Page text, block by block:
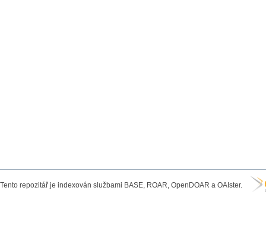
Tento repozitář je indexován službami BASE, ROAR, OpenDOAR a OAIster.